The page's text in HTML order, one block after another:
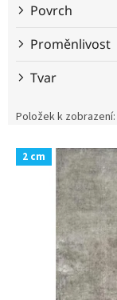
Povrch
Proměnlivost
Tvar
Položek k zobrazení:
V 2 cm